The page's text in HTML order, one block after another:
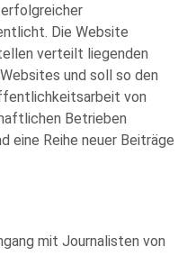
erfolgreicher
Die Website
verteilt liegenden
und soll so den
von
Betrieben
eine Reihe neuer Beiträge
mit Journalisten von